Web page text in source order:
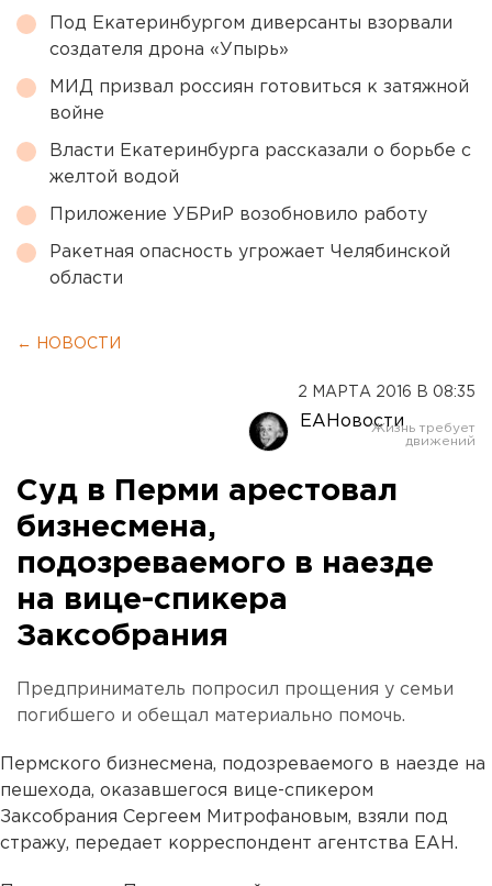
Под Екатеринбургом диверсанты взорвали
создателя дрона «Упырь»
МИД призвал россиян готовиться к затяжной
войне
Власти Екатеринбурга рассказали о борьбе с
желтой водой
Приложение УБРиР возобновило работу
Ракетная опасность угрожает Челябинской
области
← НОВОСТИ
2 МАРТА 2016 В 08:35
ЕАНовости
Суд в Перми арестовал
бизнесмена,
подозреваемого в наезде
на вице-спикера
Заксобрания
Предприниматель попросил прощения у семьи
погибшего и обещал материально помочь.
Пермского бизнесмена, подозреваемого в наезде на
пешехода, оказавшегося вице-спикером
Заксобрания Сергеем Митрофановым, взяли под
стражу, передает корреспондент агентства ЕАН.